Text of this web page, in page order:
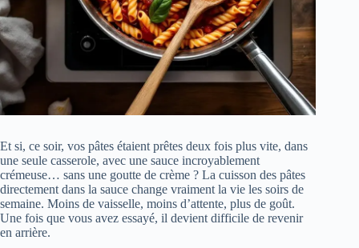
Et si, ce soir, vos pâtes étaient prêtes deux fois plus vite, dans
une seule casserole, avec une sauce incroyablement
crémeuse… sans une goutte de crème ? La cuisson des pâtes
directement dans la sauce change vraiment la vie les soirs de
semaine. Moins de vaisselle, moins d’attente, plus de goût.
Une fois que vous avez essayé, il devient difficile de revenir
en arrière.